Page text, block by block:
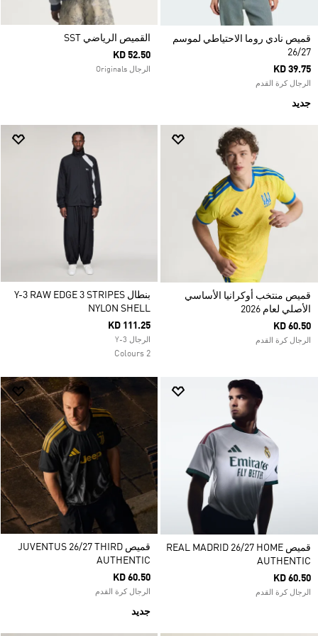
قميص نادي روما الاحتياطي لموسم
26/27
KD 39.75
الرجال كرة القدم
جديد
القميص الرياضي SST
KD 52.50
الرجال Originals
قميص منتخب أوكرانيا الأساسي
الأصلي لعام 2026
KD 60.50
الرجال كرة القدم
بنطال Y-3 RAW EDGE 3 STRIPES
NYLON SHELL
KD 111.25
الرجال Y-3
2 Colours
قميص REAL MADRID 26/27 HOME
AUTHENTIC
KD 60.50
الرجال كرة القدم
قميص JUVENTUS 26/27 THIRD
AUTHENTIC
KD 60.50
الرجال كرة القدم
جديد